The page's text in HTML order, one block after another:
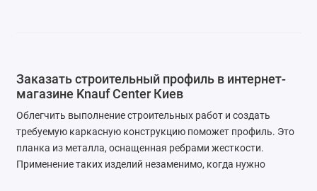
Заказать строительный профиль в интернет-
магазине Knauf Center Киев
Облегчить выполнение строительных работ и создать
требуемую каркасную конструкцию поможет профиль. Это
планка из металла, оснащенная ребрами жесткости.
Применение таких изделий незаменимо, когда нужно